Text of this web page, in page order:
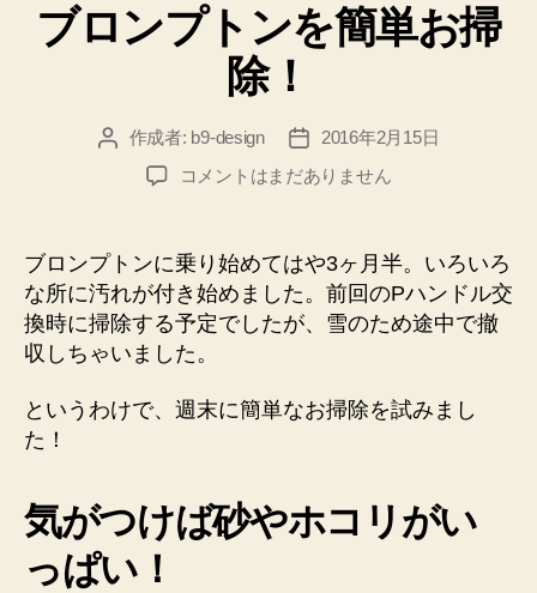
ゴ
リ
ー
ブロンプトンを簡単お掃
除！
投 作成者: b9-design
投
稿
日
2016年2月15日
ブ
プ
ト
ン
を
簡
お
の
コメントはまだありません
ブロンプトンに乗り始めてはや3ヶ月半。いろいろ
な所に汚れが付き始めました。前回のPハンドル交
換時に掃除する予定でしたが、雪のため途中で撤
収しちゃいました。
というわけで、週末に簡単なお掃除を試みまし
た！
気がつけば砂やホコリがい
っぱい！